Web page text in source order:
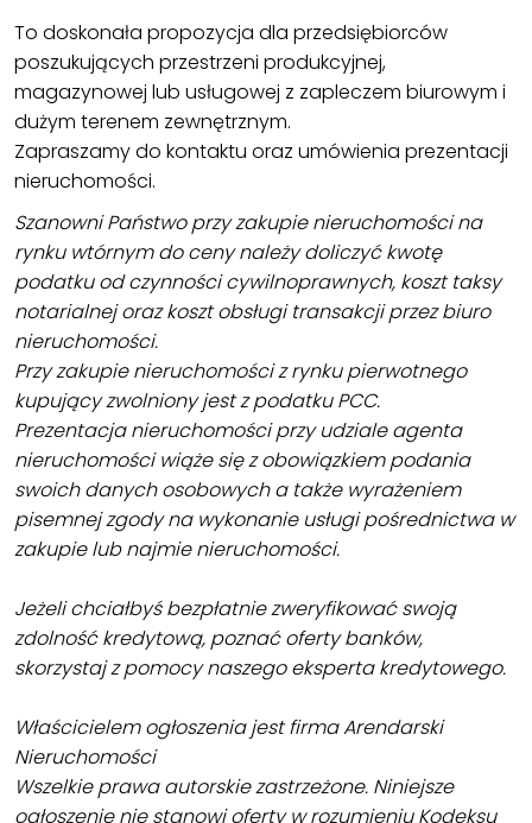
To doskonała propozycja dla przedsiębiorców
poszukujących przestrzeni produkcyjnej,
magazynowej lub usługowej z zapleczem biurowym i
dużym terenem zewnętrznym.
Zapraszamy do kontaktu oraz umówienia prezentacji
nieruchomości.
Szanowni Państwo przy zakupie nieruchomości na
rynku wtórnym do ceny należy doliczyć kwotę
podatku od czynności cywilnoprawnych, koszt taksy
notarialnej oraz koszt obsługi transakcji przez biuro
nieruchomości.
Przy zakupie nieruchomości z rynku pierwotnego
kupujący zwolniony jest z podatku PCC.
Prezentacja nieruchomości przy udziale agenta
nieruchomości wiąże się z obowiązkiem podania
swoich danych osobowych a także wyrażeniem
pisemnej zgody na wykonanie usługi pośrednictwa w
zakupie lub najmie nieruchomości.
Jeżeli chciałbyś bezpłatnie zweryfikować swoją
zdolność kredytową, poznać oferty banków,
skorzystaj z pomocy naszego eksperta kredytowego.
Właścicielem ogłoszenia jest firma Arendarski
Nieruchomości
Wszelkie prawa autorskie zastrzeżone. Niniejsze
ogłoszenie nie stanowi oferty w rozumieniu Kodeksu